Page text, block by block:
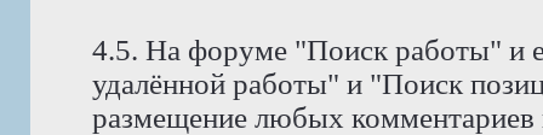
4.5. На форуме "Поиск работы" и
удалённой работы" и "Поиск
размещение любых комментариев